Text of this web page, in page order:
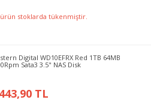
stoklarda tükenmiştir.
Digital WD10EFRX Red 1TB 64MB
Sata3 3.5" NAS Disk
TL